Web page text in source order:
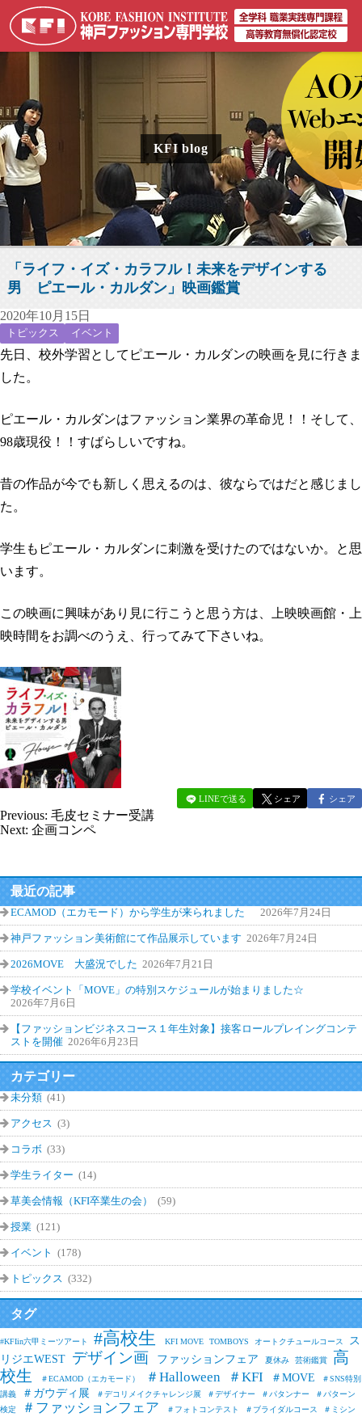
KFI blog
「ライフ・イズ・カラフル！未来をデザインする
男 ピエール・カルダン」映画鑑賞
2020年10月15日
トピックス イベント
先日、校外学習としてピエール・カルダンの映画を見に行きま
した。
ピエール・カルダンはファッション業界の革命児！！そして、
98歳現役！！すばらしいですね。
昔の作品が今でも新しく思えるのは、彼ならではだと感じまし
た。
学生もピエール・カルダンに刺激を受けたのではないか。と思
います。
この映画に興味があり見に行こうと思う方は、上映映画館・上
映時間をお調べのうえ、行ってみて下さいね。
LINEで送る シェア シェア
Previous: 毛皮セミナー受講
Next: 企画コンペ
最近の記事
ECAMOD（エカモード）から学生が来られました 2026年7月24日
神戸ファッション美術館にて作品展示しています 2026年7月24日
2026MOVE 大盛況でした 2026年7月21日
学校イベント「MOVE」の特別スケジュールが始まりました☆
2026年7月6日
【ファッションビジネスコース１年生対象】接客ロールプレイングコンテ
ストを開催 2026年6月23日
カテゴリー
未分類 (41)
アクセス (3)
コラボ (33)
学生ライター (14)
草美会情報（KFI卒業生の会） (59)
授業 (121)
イベント (178)
トピックス (332)
タグ
#KFIin六甲ミーツアート #高校生 KFI MOVE TOMBOYS オートクチュールコース
ス
リジエWEST デザイン画 ファッションフェア 夏休み 芸術鑑賞
高
校生
＃ECAMOD（エカモード） ＃Halloween ＃KFI ＃MOVE
＃SNS特別
講義
＃ガウディ展 ＃デコリメイクチャレンジ展 ＃デザイナー ＃パタンナー
＃パターン
検定
＃ファッションフェア ＃フォトコンテスト ＃ブライダルコース
＃ミシン